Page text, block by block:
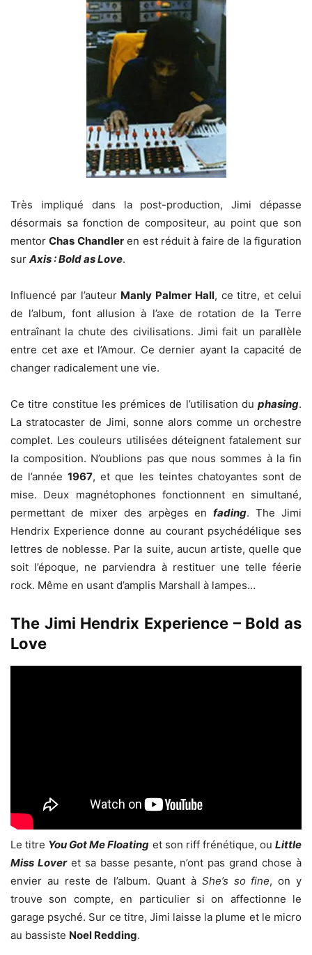
Très impliqué dans la post-production, Jimi dépasse
désormais sa fonction de compositeur, au point que son
mentorChas Chandleren est réduit à faire de la figuration
sur Axis : Bold as Love.
Influencé par l’auteur Manly Palmer Hall, ce titre, et celui
de l’album, font allusion à l’axe de rotation de la Terre
entraînant la chute des civilisations. Jimi fait un parallèle
entre cet axe et l’Amour. Ce dernier ayant la capacité de
changer radicalement une vie.
Ce titre constitue les prémices de l’utilisation du phasing.
La stratocaster de Jimi, sonne alors comme un orchestre
complet. Les couleurs utilisées déteignent fatalement sur
la composition. N’oublions pas que nous sommes à la fin
de l’année1967, et que les teintes chatoyantes sont de
mise. Deux magnétophones fonctionnent en simultané,
permettant de mixer des arpèges enfading. The Jimi
Hendrix Experience donne au courant psychédélique ses
lettres de noblesse. Par la suite, aucun artiste, quelle que
soit l’époque, ne parviendra à restituer une telle féerie
rock. Même en usant d’amplis Marshall à lampes…
The Jimi Hendrix Experience – Bold as
Love
Le titre You Got Me Floating et son riff frénétique, ouLittle
Miss Loveret sa basse pesante, n’ont pas grand chose à
envier au reste de l’album. Quant à She’s so fine, on y
trouve son compte, en particulier si on affectionne le
garage psyché. Sur ce titre, Jimi laisse la plume et le micro
au bassiste Noel Redding.